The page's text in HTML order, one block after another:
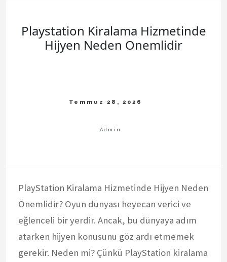
Playstation Kiralama Hizmetinde
Hijyen Neden Onemlidir
PlayStation Kiralama Hizmetinde Hijyen Neden
Önemlidir? Oyun dünyası heyecan verici ve
eğlenceli bir yerdir. Ancak, bu dünyaya adım
atarken hijyen konusunu göz ardı etmemek
gerekir. Neden mi? Çünkü PlayStation kiralama